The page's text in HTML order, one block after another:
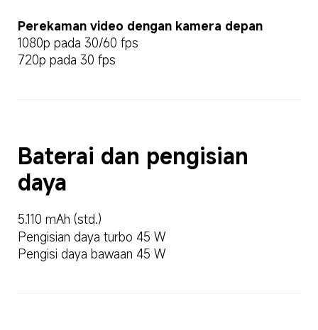
Perekaman video dengan kamera depan
1080p pada 30/60 fps
720p pada 30 fps
Baterai dan pengisian
daya
5.110 mAh (std.)
Pengisian daya turbo 45 W
Pengisi daya bawaan 45 W